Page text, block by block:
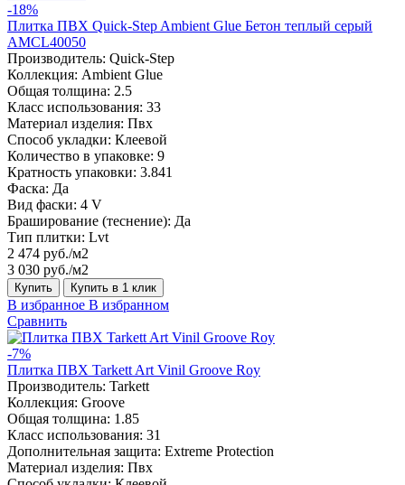
-18%
Плитка ПВХ Quick-Step Ambient Glue Бетон теплый серый
AMCL40050
Производитель: Quick-Step
Коллекция: Ambient Glue
Общая толщина: 2.5
Класс использования: 33
Материал изделия: Пвх
Способ укладки: Клеевой
Количество в упаковке: 9
Кратность упаковки: 3.841
Фаска: Да
Вид фаски: 4 V
Браширование (теснение): Да
Тип плитки: Lvt
2 474 руб./м2
3 030 руб./м2
Купить Купить в 1 клик
В избранное В избранном
Сравнить
-7%
Плитка ПВХ Tarkett Art Vinil Groove Roy
Производитель: Tarkett
Коллекция: Groove
Общая толщина: 1.85
Класс использования: 31
Дополнительная защита: Extreme Protection
Материал изделия: Пвх